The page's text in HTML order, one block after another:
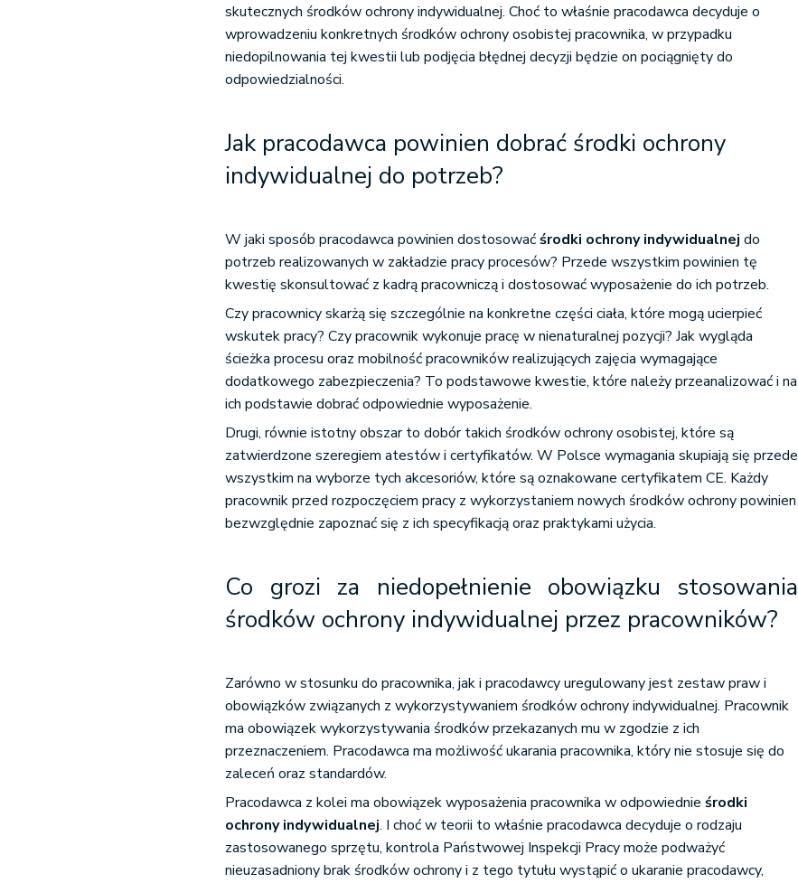
skutecznych środków ochrony indywidualnej. Choć to właśnie pracodawca decyduje o
wprowadzeniu konkretnych środków ochrony osobistej pracownika, w przypadku
niedopilnowania tej kwestii lub podjęcia błędnej decyzji będzie on pociągnięty do
odpowiedzialności.
Jak pracodawca powinien dobrać środki ochrony
indywidualnej do potrzeb?
W jaki sposób pracodawca powinien dostosowaćśrodki ochrony indywidualnej do
potrzeb realizowanych w zakładzie pracy procesów? Przede wszystkim powinien tę
kwestię skonsultować z kadrą pracowniczą i dostosować wyposażenie do ich potrzeb.
Czy pracownicy skarżą się szczególnie na konkretne części ciała, które mogą ucierpieć
wskutek pracy? Czy pracownik wykonuje pracę w nienaturalnej pozycji? Jak wygląda
ścieżka procesu oraz mobilność pracowników realizujących zajęcia wymagające
dodatkowego zabezpieczenia? To podstawowe kwestie, które należy przeanalizować i na
ich podstawie dobrać odpowiednie wyposażenie.
Drugi, równie istotny obszar to dobór takich środków ochrony osobistej, które są
zatwierdzone szeregiem atestów i certyfikatów. W Polsce wymagania skupiają się przede
wszystkim na wyborze tych akcesoriów, które są oznakowane certyfikatem CE. Każdy
pracownik przed rozpoczęciem pracy z wykorzystaniem nowych środków ochrony powinien
bezwzględnie zapoznać się z ich specyfikacją oraz praktykami użycia.
Co grozi za niedopełnienie obowiązku stosowania
środków ochrony indywidualnej przez pracowników?
Zarówno w stosunku do pracownika, jak i pracodawcy uregulowany jest zestaw praw i
obowiązków związanych z wykorzystywaniem środków ochrony indywidualnej. Pracownik
ma obowiązek wykorzystywania środków przekazanych mu w zgodzie z ich
przeznaczeniem. Pracodawca ma możliwość ukarania pracownika, który nie stosuje się do
zaleceń oraz standardów.
Pracodawca z kolei ma obowiązek wyposażenia pracownika w odpowiednieśrodki
ochrony indywidualnej. I choć w teorii to właśnie pracodawca decyduje o rodzaju
zastosowanego sprzętu, kontrola Państwowej Inspekcji Pracy może podważyć
nieuzasadniony brak środków ochrony i z tego tytułu wystąpić o ukaranie pracodawcy,